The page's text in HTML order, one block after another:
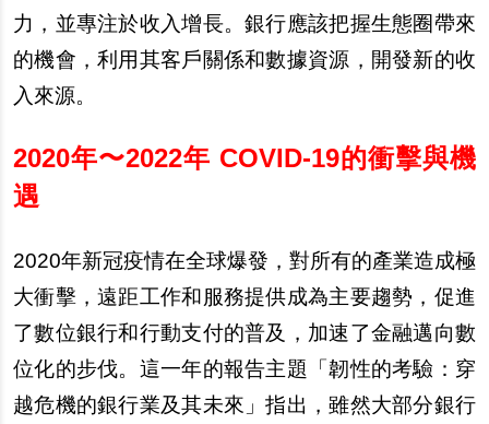
力，並專注於收入增長。銀行應該把握生態圈帶來
的機會，利用其客戶關係和數據資源，開發新的收
入來源。
2020年〜2022年 COVID-19的衝擊與機
遇
2020年新冠疫情在全球爆發，對所有的產業造成極
大衝擊，遠距工作和服務提供成為主要趨勢，促進
了數位銀行和行動支付的普及，加速了金融邁向數
位化的步伐。這一年的報告主題「韌性的考驗：穿
越危機的銀行業及其未來」指出，雖然大部分銀行